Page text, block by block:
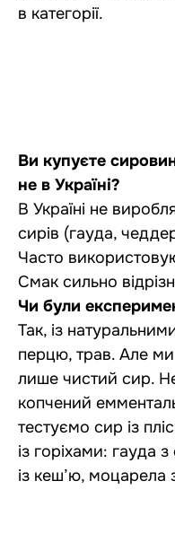
в категорії.
Ви купуєте
не в Україні?
В Україні не
сирів (гауда,
Часто
Смак сильно
Чи були
Так, із
перцю, трав. Але
лише чистий сир.
копчений
тестуємо сир із
із горіхами: гауда
із кеш’ю, моцарела